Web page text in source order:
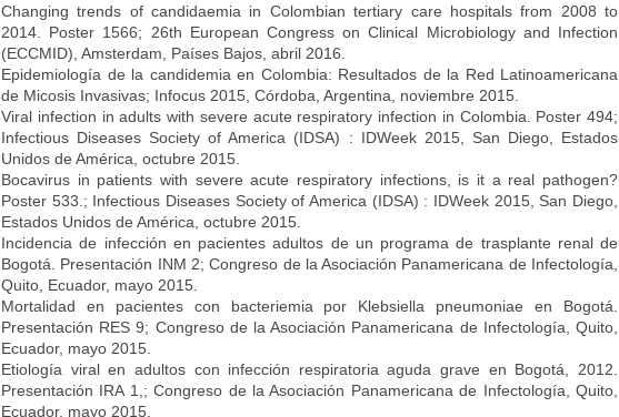
Changing trends of candidaemia in Colombian tertiary care hospitals from 2008 to
2014. Poster 1566; 26th European Congress on Clinical Microbiology and Infection
(ECCMID), Amsterdam, Países Bajos, abril 2016.
Epidemiología de la candidemia en Colombia: Resultados de la Red Latinoamericana
de Micosis Invasivas; Infocus 2015, Córdoba, Argentina, noviembre 2015.
Viral infection in adults with severe acute respiratory infection in Colombia. Poster 494;
Infectious Diseases Society of America (IDSA) : IDWeek 2015, San Diego, Estados
Unidos de América, octubre 2015.
Bocavirus in patients with severe acute respiratory infections, is it a real pathogen?
Poster 533.; Infectious Diseases Society of America (IDSA) : IDWeek 2015, San Diego,
Estados Unidos de América, octubre 2015.
Incidencia de infección en pacientes adultos de un programa de trasplante renal de
Bogotá. Presentación INM 2; Congreso de la Asociación Panamericana de Infectología,
Quito, Ecuador, mayo 2015.
Mortalidad en pacientes con bacteriemia por Klebsiella pneumoniae en Bogotá.
Presentación RES 9; Congreso de la Asociación Panamericana de Infectología, Quito,
Ecuador, mayo 2015.
Etiología viral en adultos con infección respiratoria aguda grave en Bogotá, 2012.
Presentación IRA 1,; Congreso de la Asociación Panamericana de Infectología, Quito,
Ecuador, mayo 2015.